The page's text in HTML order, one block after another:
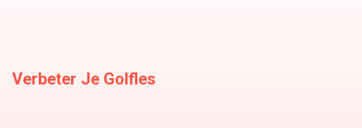
Verbeter Je Golfles